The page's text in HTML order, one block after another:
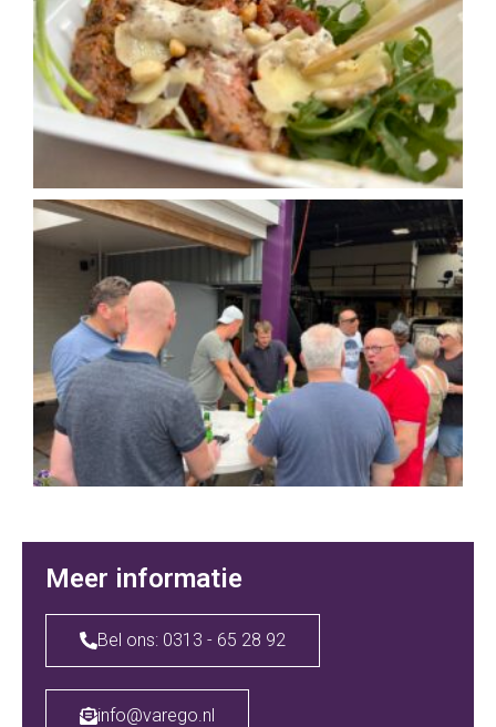
Meer informatie
Bel ons: 0313 - 65 28 92
info@varego.nl